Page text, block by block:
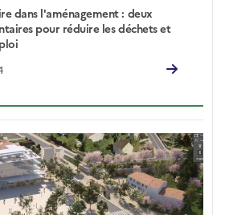
dans l'aménagement : deux
pour réduire les déchets et